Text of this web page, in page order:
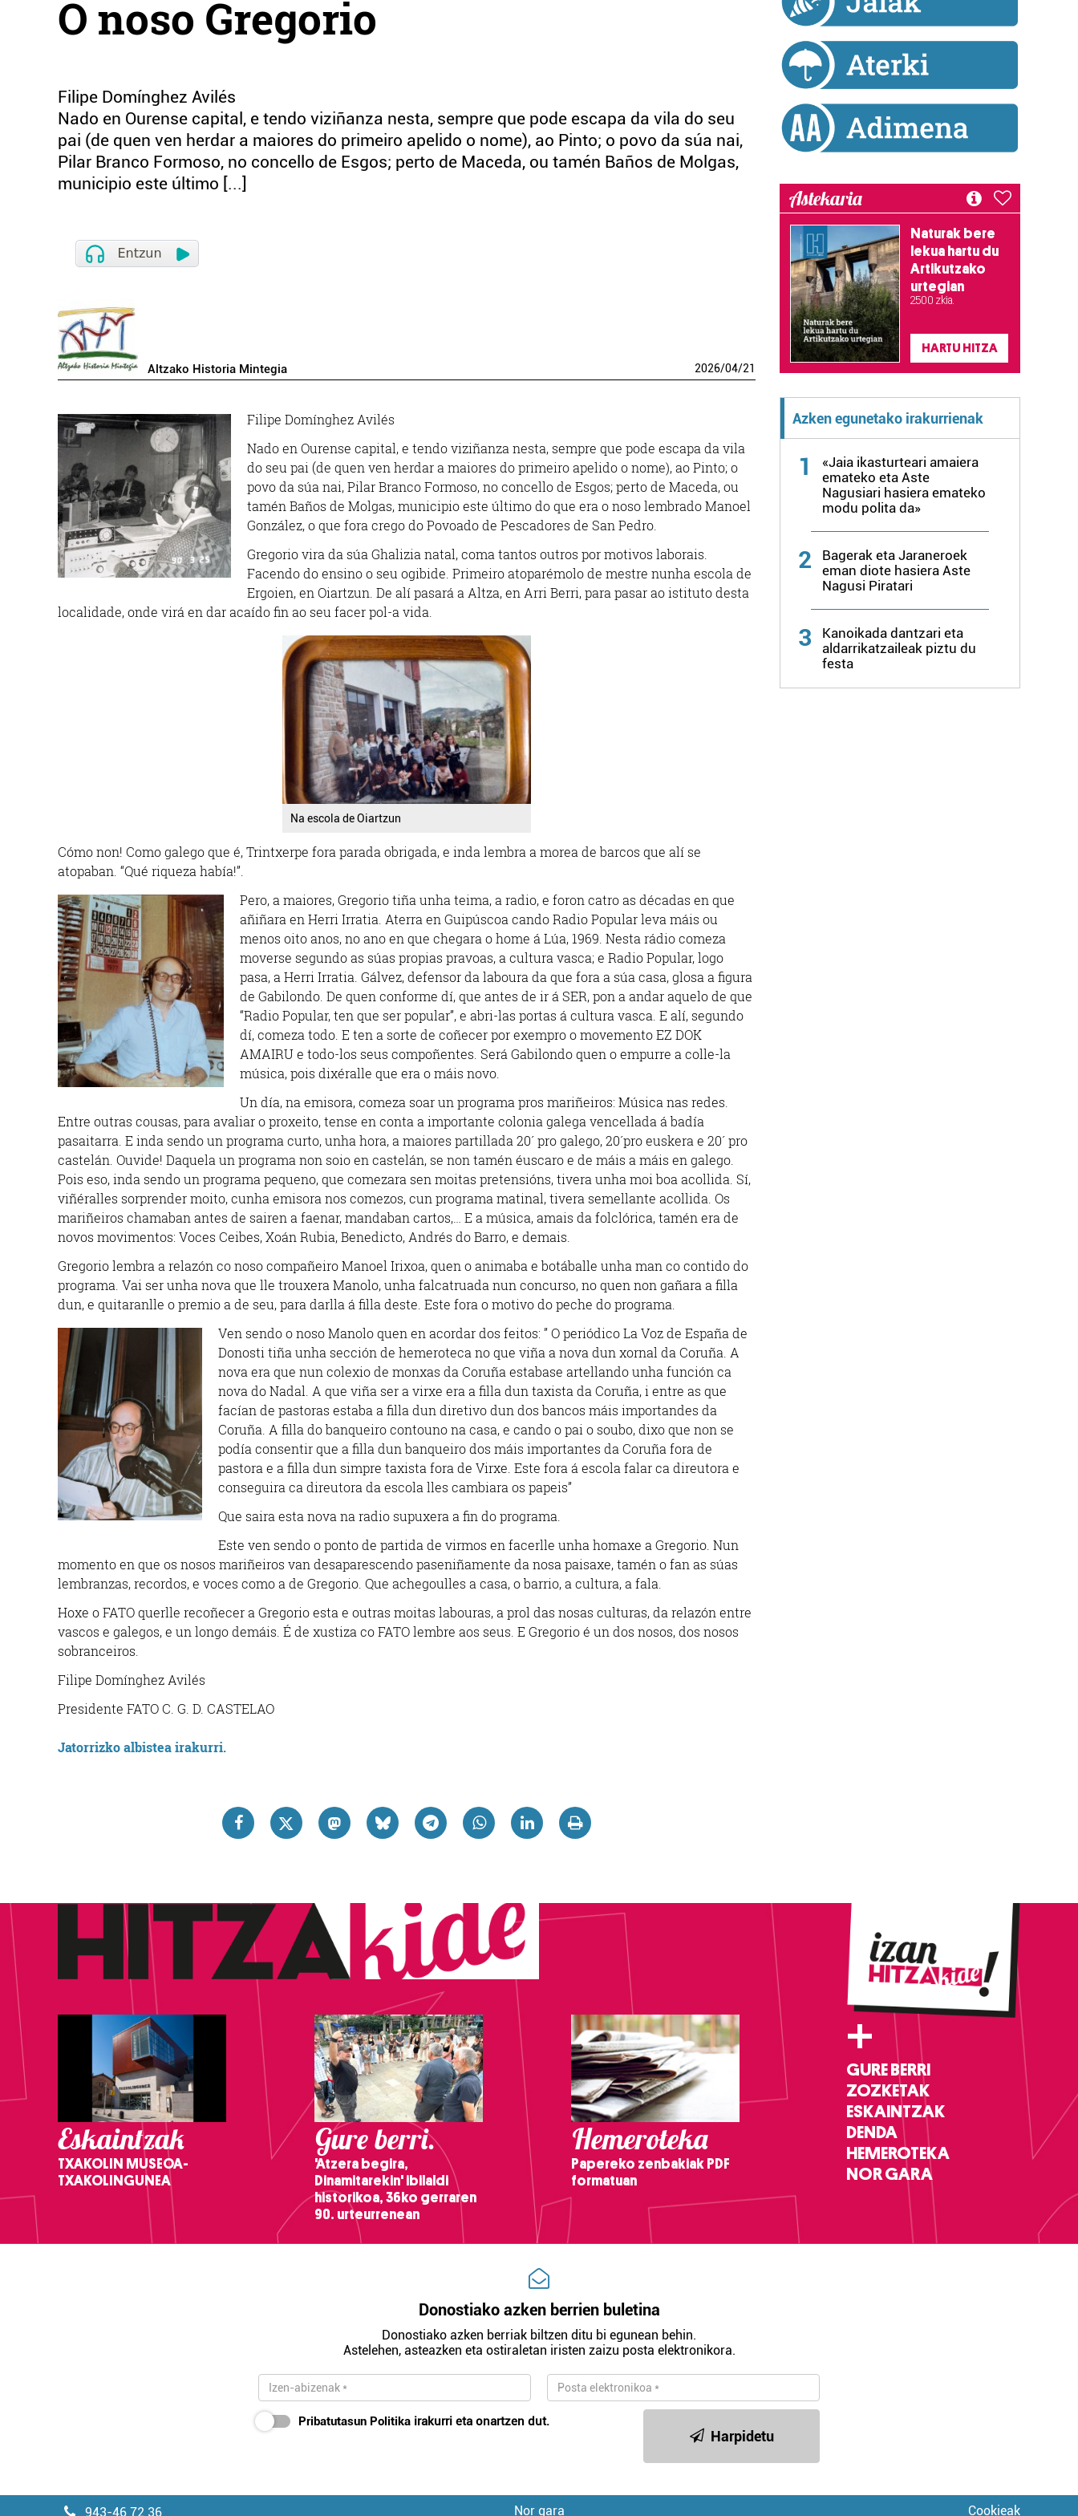
O noso Gregorio
Filipe Domínghez Avilés
Nado en Ourense capital, e tendo viziñanza nesta, sempre que pode escapa da vila do seu
pai (de quen ven herdar a maiores do primeiro apelido o nome), ao Pinto; o povo da súa nai,
Pilar Branco Formoso, no concello de Esgos; perto de Maceda, ou tamén Baños de Molgas,
municipio este último [...]
Altzako Historia Mintegia 2026/04/21
Filipe Domínghez Avilés
Nado en Ourense capital, e tendo viziñanza nesta, sempre que pode escapa da vila
do seu pai (de quen ven herdar a maiores do primeiro apelido o nome), ao Pinto; o
povo da súa nai, Pilar Branco Formoso, no concello de Esgos; perto de Maceda, ou
tamén Baños de Molgas, municipio este último do que era o noso lembrado Manoel
González, o que fora crego do Povoado de Pescadores de San Pedro.
Gregorio vira da súa Ghalizia natal, coma tantos outros por motivos laborais.
Facendo do ensino o seu ogibide. Primeiro atoparémolo de mestre nunha escola de
Ergoien, en Oiartzun. De alí pasará a Altza, en Arri Berri, para pasar ao istituto desta
localidade, onde virá en dar acaído fin ao seu facer pol-a vida.
Na escola de Oiartzun
Cómo non! Como galego que é, Trintxerpe fora parada obrigada, e inda lembra a morea de barcos que alí se
atopaban. “Qué riqueza había!”.
Pero, a maiores, Gregorio tiña unha teima, a radio, e foron catro as décadas en que
añiñara en Herri Irratia. Aterra en Guipúscoa cando Radio Popular leva máis ou
menos oito anos, no ano en que chegara o home á Lúa, 1969. Nesta rádio comeza
moverse segundo as súas propias pravoas, a cultura vasca; e Radio Popular, logo
pasa, a Herri Irratia. Gálvez, defensor da laboura da que fora a súa casa, glosa a figura
de Gabilondo. De quen conforme dí, que antes de ir á SER, pon a andar aquelo de que
“Radio Popular, ten que ser popular”, e abri-las portas á cultura vasca. E alí, segundo
dí, comeza todo. E ten a sorte de coñecer por exempro o movemento EZ DOK
AMAIRU e todo-los seus compoñentes. Será Gabilondo quen o empurre a colle-la
música, pois dixéralle que era o máis novo.
Un día, na emisora, comeza soar un programa pros mariñeiros: Música nas redes.
Entre outras cousas, para avaliar o proxeito, tense en conta a importante colonia galega vencellada á badía
pasaitarra. E inda sendo un programa curto, unha hora, a maiores partillada 20´ pro galego, 20´pro euskera e 20´ pro
castelán. Ouvide! Daquela un programa non soio en castelán, se non tamén éuscaro e de máis a máis en galego.
Pois eso, inda sendo un programa pequeno, que comezara sen moitas pretensións, tivera unha moi boa acollida. Sí,
viñéralles sorprender moito, cunha emisora nos comezos, cun programa matinal, tivera semellante acollida. Os
mariñeiros chamaban antes de sairen a faenar, mandaban cartos,… E a música, amais da folclórica, tamén era de
novos movimentos: Voces Ceibes, Xoán Rubia, Benedicto, Andrés do Barro, e demais.
Gregorio lembra a relazón co noso compañeiro Manoel Irixoa, quen o animaba e botáballe unha man co contido do
programa. Vai ser unha nova que lle trouxera Manolo, unha falcatruada nun concurso, no quen non gañara a filla
dun, e quitaranlle o premio a de seu, para darlla á filla deste. Este fora o motivo do peche do programa.
Ven sendo o noso Manolo quen en acordar dos feitos: ” O periódico La Voz de España de
Donosti tiña unha sección de hemeroteca no que viña a nova dun xornal da Coruña. A
nova era que nun colexio de monxas da Coruña estabase artellando unha función ca
nova do Nadal. A que viña ser a virxe era a filla dun taxista da Coruña, i entre as que
facían de pastoras estaba a filla dun diretivo dun dos bancos máis importandes da
Coruña. A filla do banqueiro contouno na casa, e cando o pai o soubo, dixo que non se
podía consentir que a filla dun banqueiro dos máis importantes da Coruña fora de
pastora e a filla dun simpre taxista fora de Virxe. Este fora á escola falar ca direutora e
conseguira ca direutora da escola lles cambiara os papeis”
Que saira esta nova na radio supuxera a fin do programa.
Este ven sendo o ponto de partida de virmos en facerlle unha homaxe a Gregorio. Nun
momento en que os nosos mariñeiros van desaparescendo paseniñamente da nosa paisaxe, tamén o fan as súas
lembranzas, recordos, e voces como a de Gregorio. Que achegoulles a casa, o barrio, a cultura, a fala.
Hoxe o FATO querlle recoñecer a Gregorio esta e outras moitas labouras, a prol das nosas culturas, da relazón entre
vascos e galegos, e un longo demáis. É de xustiza co FATO lembre aos seus. E Gregorio é un dos nosos, dos nosos
sobranceiros.
Filipe Domínghez Avilés
Presidente FATO C. G. D. CASTELAO
Jatorrizko albistea irakurri.
Astekaria
Naturak bere
lekua hartu du
Artikutzako
urtegian
2.500 zkia.
HARTU HITZA
Azken egunetako irakurrienak
1
«Jaia ikasturteari amaiera
emateko eta Aste
Nagusiari hasiera emateko
modu polita da»
2
Bagerak eta Jaraneroek
eman diote hasiera Aste
Nagusi Piratari
3
Kanoikada dantzari eta
aldarrikatzaileak piztu du
festa
Eskaintzak
TXAKOLIN MUSEOA-
TXAKOLINGUNEA
Gure berri.
'Atzera begira,
Dinamitarekin' ibilaldi
historikoa, 36ko gerraren
90. urteurrenean
Hemeroteka
Papereko zenbakiak PDF
formatuan
+
GURE BERRI
ZOZKETAK
ESKAINTZAK
DENDA
HEMEROTEKA
NOR GARA
Donostiako azken berrien buletina
Donostiako azken berriak biltzen ditu bi egunean behin.
Astelehen, asteazken eta ostiraletan iristen zaizu posta elektronikora.
Pribatutasun Politika irakurri eta onartzen dut.
Harpidetu
943-46 72 36 Nor gara Cookieak